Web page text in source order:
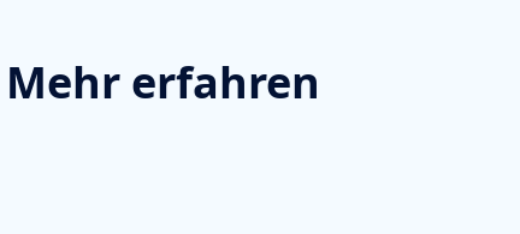
Mehr erfahren